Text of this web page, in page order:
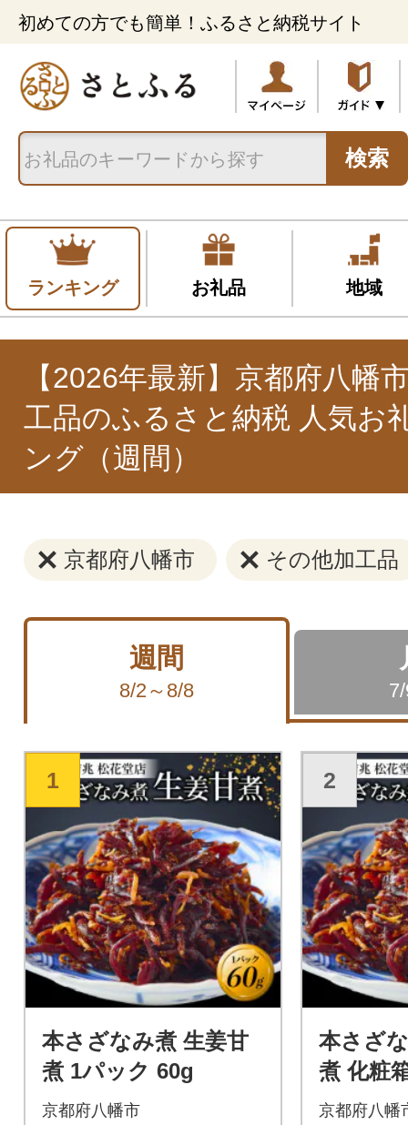
初めての方でも簡単！ふるさと納税サイト
検索
ランキング お礼品 地域
【2026年最新】京都府八幡
工品のふるさと納税 人気お
ング（週間）
京都府八幡市 その他加工品
週間
8/2～8/8
1
本さざなみ煮 生姜甘
煮 1パック 60g
京都府八幡市
2
本さざ
煮 化粧
パック
京都府八幡